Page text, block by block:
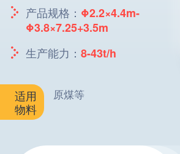
产品规格： Φ2.2×4.4m-
Φ3.8×7.25+3.5m
生产能力： 8-43t/h
适用
物料
原煤等